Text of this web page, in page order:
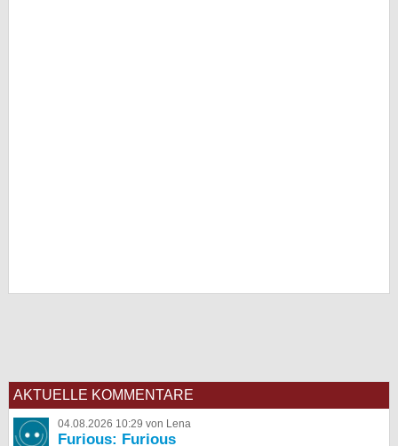
AKTUELLE KOMMENTARE
04.08.2026 10:29 von Lena
Furious: Furious